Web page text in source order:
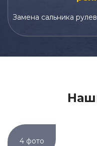
Замена сальника
4 фото